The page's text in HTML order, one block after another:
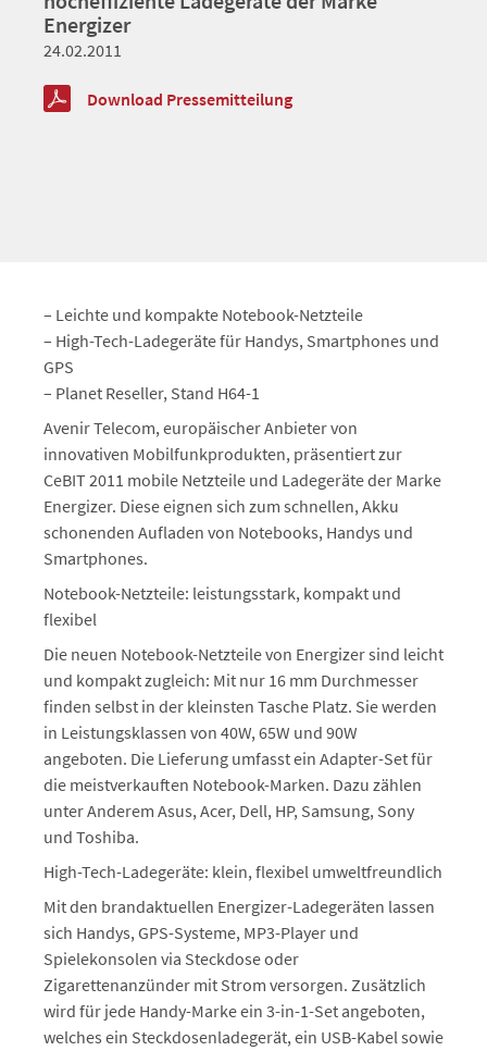
Energizer
24.02.2011
Download Pressemitteilung
– Leichte und kompakte Notebook-Netzteile
– High-Tech-Ladegeräte für Handys, Smartphones und
GPS
– Planet Reseller, Stand H64-1
Avenir Telecom, europäischer Anbieter von
innovativen Mobilfunkprodukten, präsentiert zur
CeBIT 2011 mobile Netzteile und Ladegeräte der Marke
Energizer. Diese eignen sich zum schnellen, Akku
schonenden Aufladen von Notebooks, Handys und
Smartphones.
Notebook-Netzteile: leistungsstark, kompakt und
flexibel
Die neuen Notebook-Netzteile von Energizer sind leicht
und kompakt zugleich: Mit nur 16 mm Durchmesser
finden selbst in der kleinsten Tasche Platz. Sie werden
in Leistungsklassen von 40W, 65W und 90W
angeboten. Die Lieferung umfasst ein Adapter-Set für
die meistverkauften Notebook-Marken. Dazu zählen
unter Anderem Asus, Acer, Dell, HP, Samsung, Sony
und Toshiba.
High-Tech-Ladegeräte: klein, flexibel umweltfreundlich
Mit den brandaktuellen Energizer-Ladegeräten lassen
sich Handys, GPS-Systeme, MP3-Player und
Spielekonsolen via Steckdose oder
Zigarettenanzünder mit Strom versorgen. Zusätzlich
wird für jede Handy-Marke ein 3-in-1-Set angeboten,
welches ein Steckdosenladegerät, ein USB-Kabel sowie